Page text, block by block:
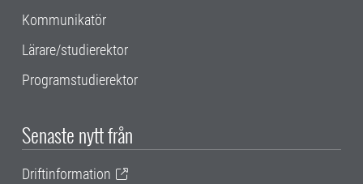
Kommunikatör
Lärare/studierektor
Programstudierektor
Senaste nytt från
Driftinformation